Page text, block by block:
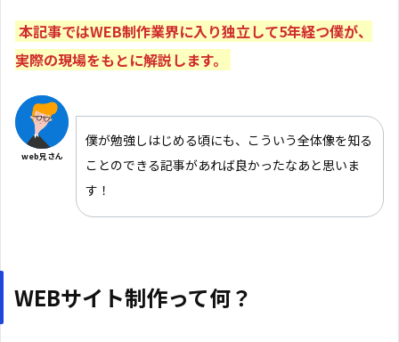
本記事ではWEB制作業界に入り独立して5年経つ僕が、
実際の現場をもとに解説します。
web兄さん
僕が勉強しはじめる頃にも、こういう全体像を知る
ことのできる記事があれば良かったなあと思いま
す！
WEBサイト制作って何？